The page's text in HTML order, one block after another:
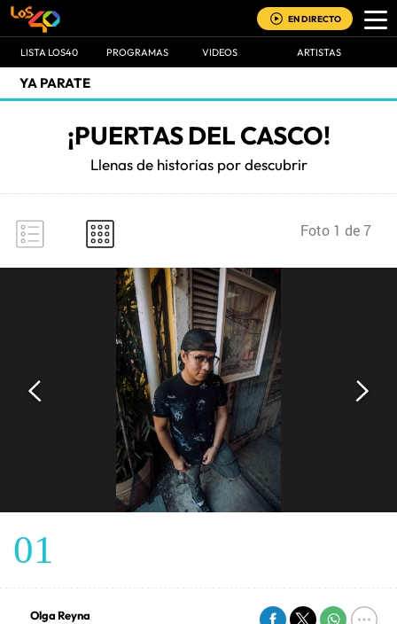
EN DIRECTO
LISTA LOS40 PROGRAMAS VIDEOS ARTISTAS
YA PARATE
¡PUERTAS DEL CASCO!
Llenas de historias por descubrir
Foto 1 de 7
01
Olga Reyna